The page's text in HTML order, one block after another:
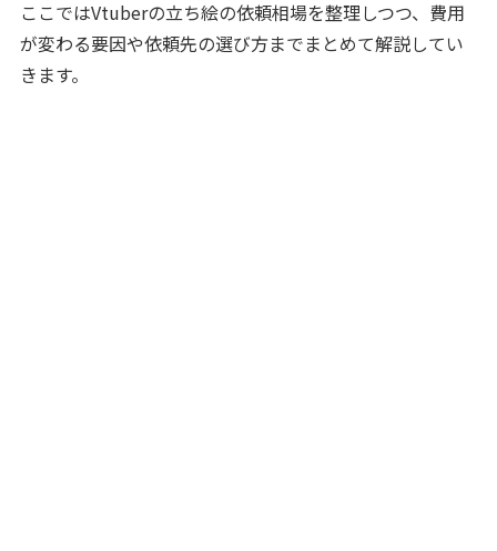
ここではVtuberの立ち絵の依頼相場を整理しつつ、費用
が変わる要因や依頼先の選び方までまとめて解説してい
きます。